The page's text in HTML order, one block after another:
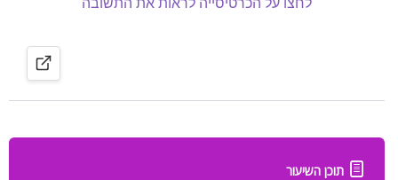
תוכן השיעור